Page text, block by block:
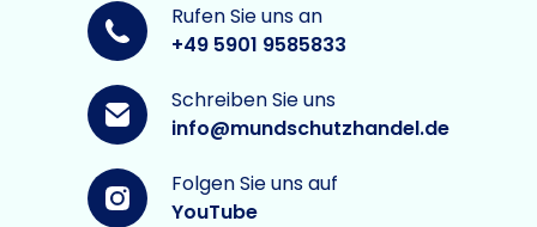
Rufen Sie uns an
+49 5901 9585833
Schreiben Sie uns
info@mundschutzhandel.de
Folgen Sie uns auf
YouTube